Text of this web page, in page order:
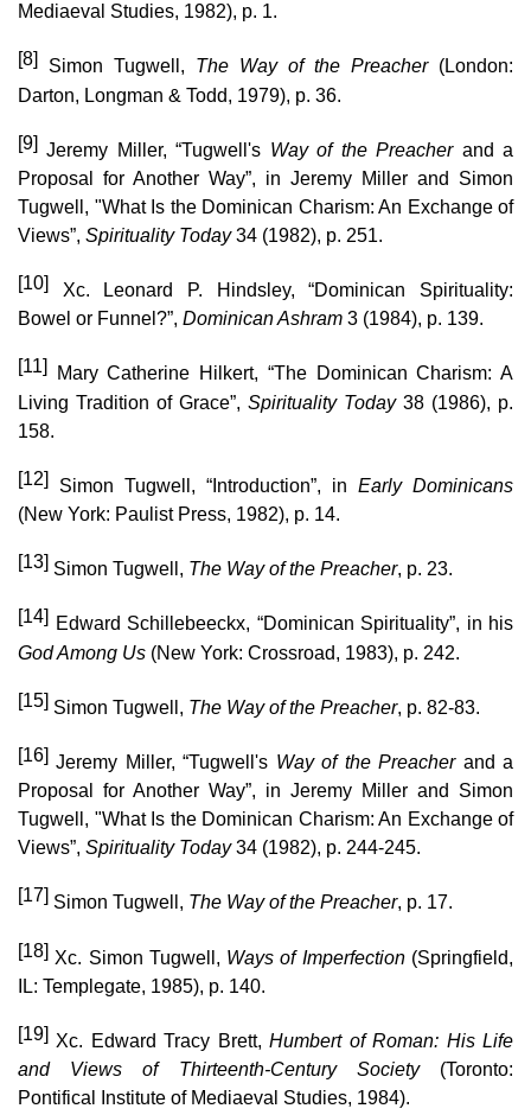
Mediaeval Studies, 1982), p. 1.
[8] Simon Tugwell, The Way of the Preacher(London:
Darton, Longman & Todd, 1979), p. 36.
[9] Jeremy Miller, “Tugwell's Way of the Preacherand a
Proposal for Another Way”, in Jeremy Miller and Simon
Tugwell, "What Is the Dominican Charism: An Exchange of
Views”, Spirituality Today34 (1982), p. 251.
[10]
Xc. Leonard P. Hindsley, “Dominican Spirituality:
Bowel or Funnel?”, Dominican Ashram 3 (1984), p. 139.
[11]
Mary Catherine Hilkert, “The Dominican Charism: A
Living Tradition of Grace”, Spirituality Today38 (1986), p.
158.
[12] Simon Tugwell, “Introduction”, in Early Dominicans
(New York: Paulist Press, 1982), p. 14.
[13] Simon Tugwell, The Way of the Preacher, p. 23.
[14] Edward Schillebeeckx, “Dominican Spirituality”, in his
God Among Us (New York: Crossroad, 1983), p. 242.
[15] Simon Tugwell, The Way of the Preacher, p. 82-83.
[16] Jeremy Miller, “Tugwell's Way of the Preacherand a
Proposal for Another Way”, in Jeremy Miller and Simon
Tugwell, "What Is the Dominican Charism: An Exchange of
Views”, Spirituality Today34 (1982), p. 244-245.
[17] Simon Tugwell, The Way of the Preacher, p. 17.
[18] Xc. Simon Tugwell, Ways of Imperfection(Springfield,
IL: Templegate, 1985), p. 140.
[19] Xc. Edward Tracy Brett,Humbert of Roman: His Life
and Views of Thirteenth-Century Society(Toronto:
Pontifical Institute of Mediaeval Studies, 1984).